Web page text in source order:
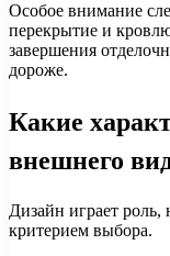
Особое внимание
перекрытие и
завершения
дороже.
Какие
внешнего
Дизайн играет роль,
критерием выбора.